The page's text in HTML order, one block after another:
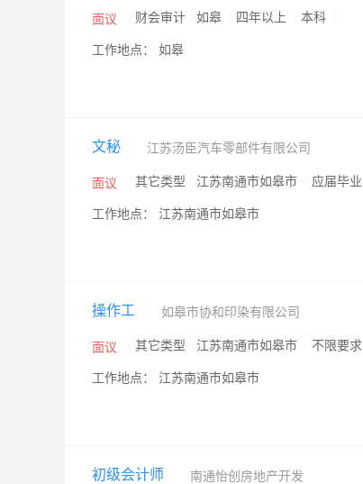
面议 财会审计 如皋 四年以上 本科
工作地点： 如皋
文秘 江苏汤臣汽车零部件有限公司
面议 其它类型 江苏南通市如皋市 应届毕业
工作地点： 江苏南通市如皋市
操作工 如皋市协和印染有限公司
面议 其它类型 江苏南通市如皋市 不限要求
工作地点： 江苏南通市如皋市
初级会计师 南通怡创房地产开发